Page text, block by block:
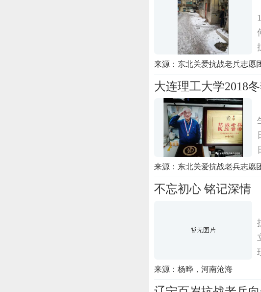
来源：东北关爱抗战老兵志愿
大连理工大学2018
来源：东北关爱抗战老兵志愿
不忘初心 铭记深情
来源：杨晔，河南沧海